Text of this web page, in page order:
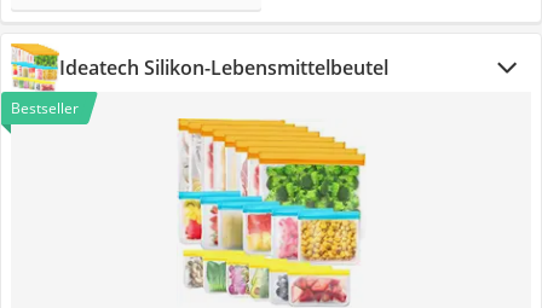
Ideatech Silikon-Lebensmittelbeutel
Bestseller